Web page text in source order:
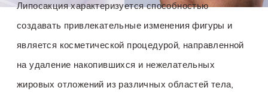
Липосакция характеризуется способностью
создавать привлекательные изменения фигуры и
является косметической процедурой, направленной
на удаление накопившихся и нежелательных
жировых отложений из различных областей тела,